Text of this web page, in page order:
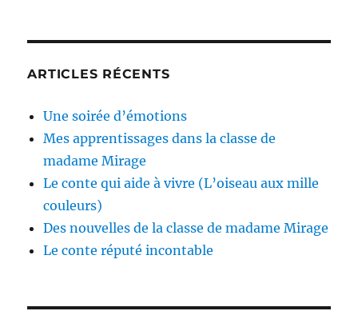
ARTICLES RÉCENTS
Une soirée d’émotions
Mes apprentissages dans la classe de
madame Mirage
Le conte qui aide à vivre (L’oiseau aux mille
couleurs)
Des nouvelles de la classe de madame Mirage
Le conte réputé incontable